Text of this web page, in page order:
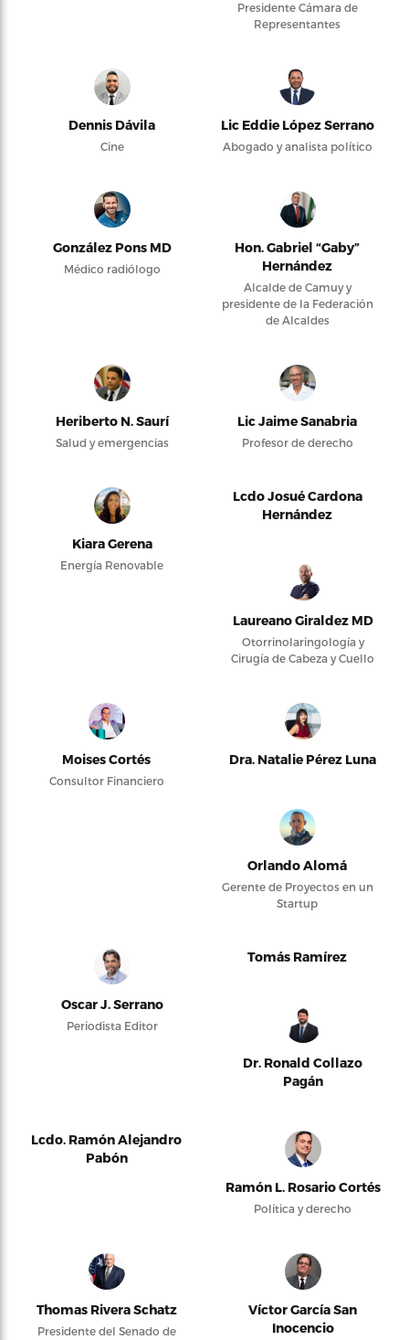
Presidente Cámara de
Representantes
Dennis Dávila
Cine
Lic Eddie López Serrano
Abogado y analista político
González Pons MD
Médico radiólogo
Hon. Gabriel “Gaby”
Hernández
Alcalde de Camuy y
presidente de la Federación
de Alcaldes
Heriberto N. Saurí
Salud y emergencias
Lic Jaime Sanabria
Profesor de derecho
Kiara Gerena
Energía Renovable
Lcdo Josué Cardona
Hernández
Laureano Giraldez MD
Otorrinolaringología y
Cirugía de Cabeza y Cuello
Moises Cortés
Consultor Financiero
Dra. Natalie Pérez Luna
Orlando Alomá
Gerente de Proyectos en un
Startup
Oscar J. Serrano
Periodista Editor
Tomás Ramírez
Dr. Ronald Collazo
Pagán
Lcdo. Ramón Alejandro
Pabón
Ramón L. Rosario Cortés
Política y derecho
Thomas Rivera Schatz
Presidente del Senado de
Víctor García San
Inocencio